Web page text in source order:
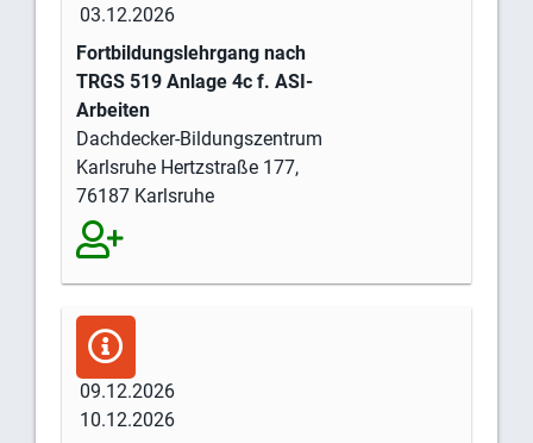
03.12.2026
Fortbildungslehrgang nach
TRGS 519 Anlage 4c f. ASI-
Arbeiten
Dachdecker-Bildungszentrum
Karlsruhe Hertzstraße 177,
76187 Karlsruhe
09.12.2026
10.12.2026